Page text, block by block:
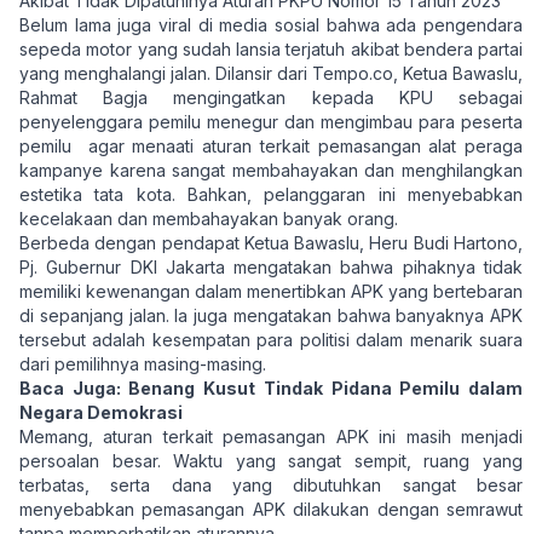
Belum lama juga viral di media sosial bahwa ada pengendara
sepeda motor yang sudah lansia terjatuh akibat bendera partai
yang menghalangi jalan. Dilansir dari Tempo.co , Ketua Bawaslu,
Rahmat Bagja mengingatkan kepada KPU sebagai
penyelenggara pemilu menegur dan mengimbau para peserta
pemilu agar menaati aturan terkait pemasangan alat peraga
kampanye karena sangat membahayakan dan menghilangkan
estetika tata kota. Bahkan, pelanggaran ini menyebabkan
kecelakaan dan membahayakan banyak orang.
Berbeda dengan pendapat Ketua Bawaslu, Heru Budi Hartono,
Pj. Gubernur DKI Jakarta mengatakan bahwa pihaknya tidak
memiliki kewenangan dalam menertibkan APK yang bertebaran
di sepanjang jalan. Ia juga mengatakan bahwa banyaknya APK
tersebut adalah kesempatan para politisi dalam menarik suara
dari pemilihnya masing-masing.
Baca Juga: Benang Kusut Tindak Pidana Pemilu dalam
Negara Demokrasi
Memang, aturan terkait pemasangan APK ini masih menjadi
persoalan besar. Waktu yang sangat sempit, ruang yang
terbatas, serta dana yang dibutuhkan sangat besar
menyebabkan pemasangan APK dilakukan dengan semrawut